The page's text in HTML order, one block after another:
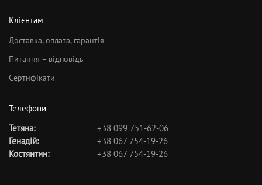
Клієнтам
Доставка, оплата, гарантія
Питання – відповідь
Сертифікати
Телефони
Тетяна:
+38 099 751-62-06
Генадій:
+38 067 754-19-26
Костянтин:
+38 067 754-19-26